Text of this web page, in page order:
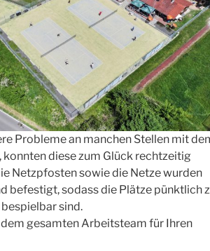
Probleme an manchen Stellen mit
diese zum Glück rechtzeitig
Netzpfosten sowie die Netze wurden
befestigt, sodass die Plätze pünktlich
sind.
gesamten Arbeitsteam für Ihren